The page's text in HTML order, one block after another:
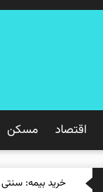
اقتصاد مسکن
خرید بیمه: س